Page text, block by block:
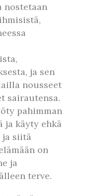
nostetaan
ja sen
nousseet
sairautensa.
pahimman
ja käyty ehkä
ja siitä
on
ja
terve.